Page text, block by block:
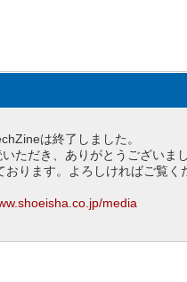
は終了しました。
ただき、ありがとうございまし
ります。よろしければご覧く
media